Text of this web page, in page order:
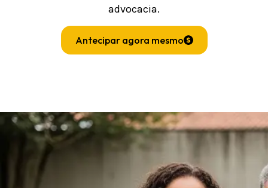
advocacia.
Antecipar agora mesmo